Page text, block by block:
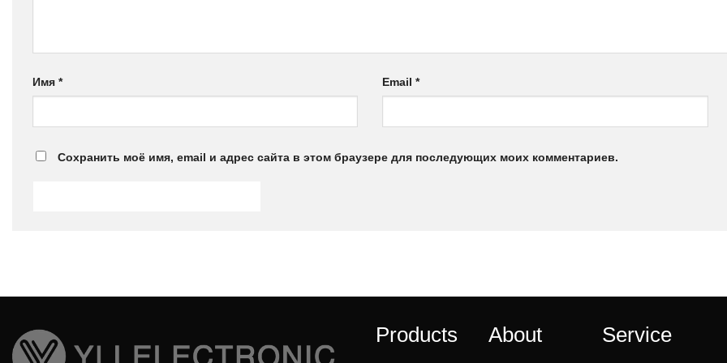
Имя * Email*
Сохранить моё имя, email и адрес сайта в этом браузере для последующих моих комментариев.
Products About Service